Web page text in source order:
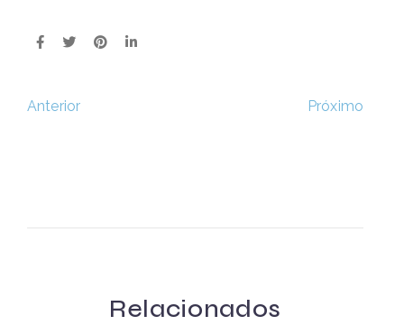
Anterior Próximo
Relacionados